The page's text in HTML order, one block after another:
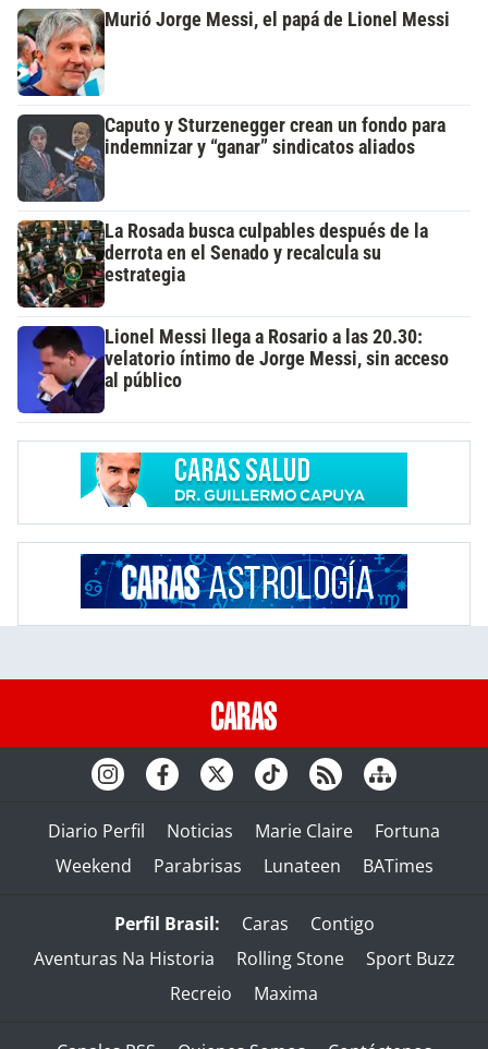
Murió Jorge Messi, el papá de Lionel Messi
Caputo y Sturzenegger crean un fondo para
indemnizar y “ganar” sindicatos aliados
La Rosada busca culpables después de la
derrota en el Senado y recalcula su
estrategia
Lionel Messi llega a Rosario a las 20.30:
velatorio íntimo de Jorge Messi, sin acceso
al público
Diario Perfil Noticias Marie Claire
Fortuna
Weekend
Parabrisas Lunateen BATimes
Perfil Brasil: Caras
Contigo
Aventuras Na Historia
Rolling Stone
Sport Buzz
Recreio
Maxima